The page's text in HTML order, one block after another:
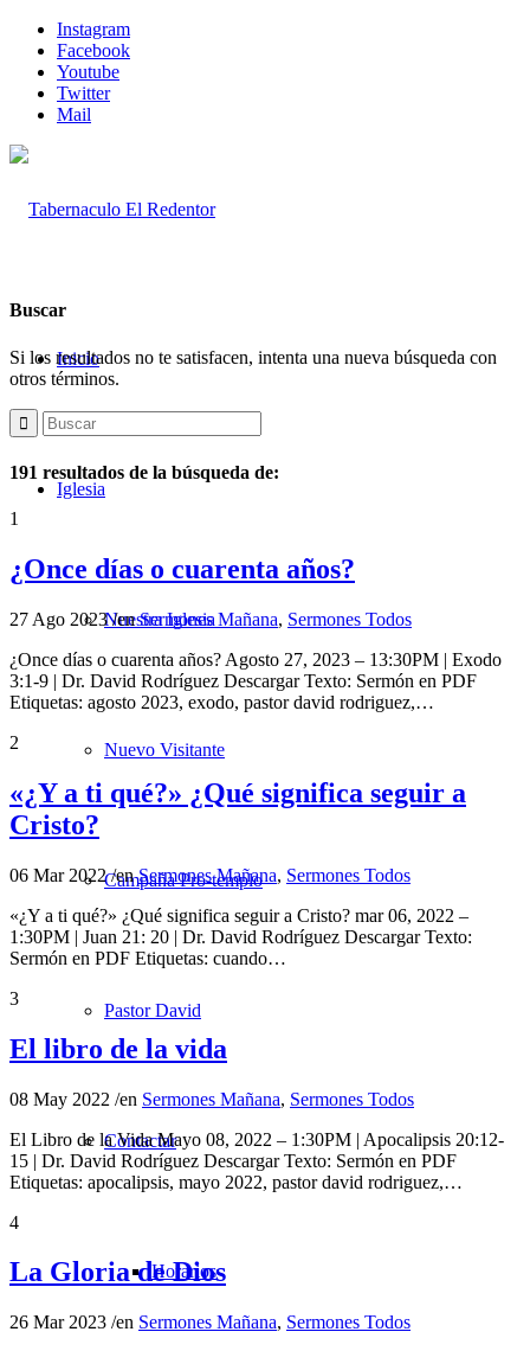
Instagram
Facebook
Youtube
Twitter
Mail
Inicio
Iglesia
Nuestra Iglesia
Nuevo Visitante
Campaña Pro-templo
Pastor David
Contactar
Horarios
Buscar
Si los resultados no te satisfacen, intenta una nueva búsqueda con
otros términos.
191 resultados de la búsqueda de:
1
¿Once días o cuarenta años?
27 Ago 2023/enSermones Mañana, Sermones Todos
¿Once días o cuarenta años? Agosto 27, 2023 – 13:30PM | Exodo
3:1-9 | Dr. David Rodríguez Descargar Texto: Sermón en PDF
Etiquetas: agosto 2023, exodo, pastor david rodriguez,…
2
«¿Y a ti qué?» ¿Qué significa seguir a
Cristo?
06 Mar 2022/enSermones Mañana, Sermones Todos
«¿Y a ti qué?» ¿Qué significa seguir a Cristo? mar 06, 2022 –
1:30PM | Juan 21: 20 | Dr. David Rodríguez Descargar Texto:
Sermón en PDF Etiquetas: cuando…
3
El libro de la vida
08 May 2022 /en Sermones Mañana, Sermones Todos
El Libro de la Vida Mayo 08, 2022 – 1:30PM | Apocalipsis 20:12-
15 | Dr. David Rodríguez Descargar Texto: Sermón en PDF
Etiquetas: apocalipsis, mayo 2022, pastor david rodriguez,…
4
La Gloria de Dios
26 Mar 2023 /en Sermones Mañana, Sermones Todos